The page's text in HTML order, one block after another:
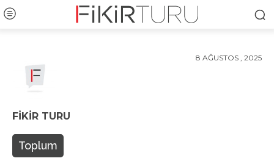
8 AĞUSTOS , 2025
FIKIR TURU
Toplum